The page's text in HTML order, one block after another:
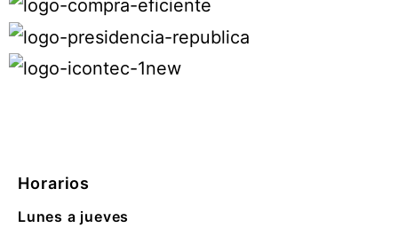
Horarios
Lunes a jueves